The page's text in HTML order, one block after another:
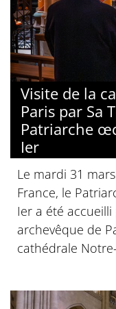
Visite de la
Paris par Sa
Patriarche
Ier
Le mardi 31
France, le
Ier a été
archevêque de
cathédrale